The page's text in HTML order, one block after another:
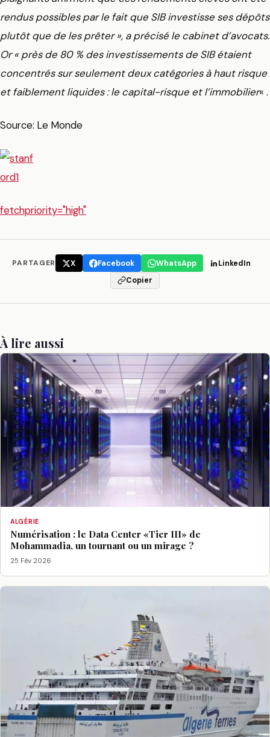
rendus possibles par le fait que SIB investisse ses dépôts
plutôt que de les prêter », a précisé le cabinet d’avocats.
Or « près de 80 % des investissements de SIB étaient
concentrés sur seulement deux catégories à haut risque
et faiblement liquides : le capital-risque et l’immobilier« .
Source: Le Monde
fetchpriority="high"
PARTAGER X Facebook WhatsApp
LinkedIn
Copier
À lire aussi
ALGÉRIE
Numérisation : le Data Center «Tier III» de
Mohammadia, un tournant ou un mirage ?
25 Fév 2026